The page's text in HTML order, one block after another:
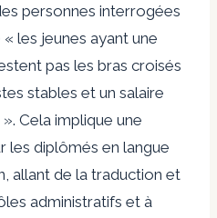
personnes interrogées
les jeunes ayant une
pas les bras croisés
stables et un salaire
Cela implique une
les diplômés en langue
allant de la traduction et
administratifs et à